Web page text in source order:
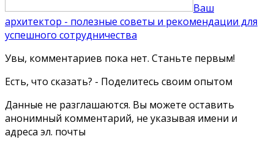
Ваш
архитектор - полезные советы и рекомендации для
успешного сотрудничества
Увы, комментариев пока нет. Станьте первым!
Есть, что сказать? - Поделитесь своим опытом
Данные не разглашаются. Вы можете оставить
анонимный комментарий, не указывая имени и
адреса эл. почты